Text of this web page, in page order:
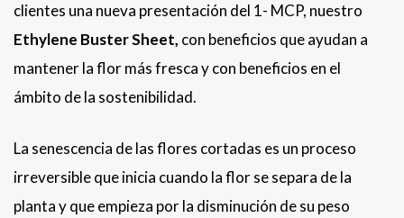
clientes una nueva presentación del 1- MCP, nuestro
Ethylene Buster Sheet, con beneficios que ayudan a
mantener la flor más fresca y con beneficios en el
ámbito de la sostenibilidad.
La senescencia de las flores cortadas es un proceso
irreversible que inicia cuando la flor se separa de la
planta y que empieza por la disminución de su peso